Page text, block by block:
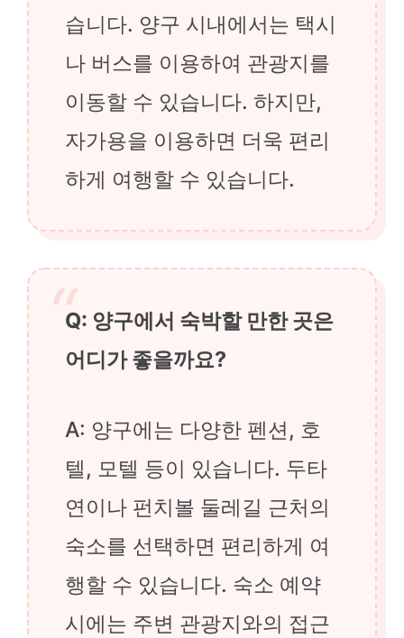
습니다. 양구 시내에서는 택시
나 버스를 이용하여 관광지를
이동할 수 있습니다. 하지만,
자가용을 이용하면 더욱 편리
하게 여행할 수 있습니다.
Q: 양구에서 숙박할 만한 곳은
어디가 좋을까요?
A: 양구에는 다양한 펜션, 호
텔, 모텔 등이 있습니다. 두타
연이나 펀치볼 둘레길 근처의
숙소를 선택하면 편리하게 여
행할 수 있습니다. 숙소 예약
시에는 주변 관광지와의 접근